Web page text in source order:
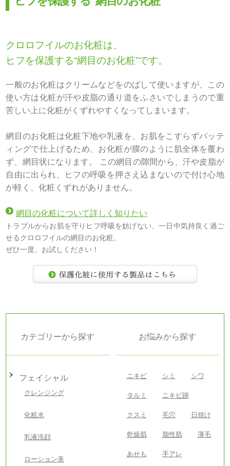
クロロフイルのお化粧は、
ヒフを保護する“網目のお化粧”です。
一般のお化粧はクリームなどをのばして使いますが、この
使い方は化粧が汗や皮脂の通り道をふさいでしまうので重
苦しい上に化粧がくずれやすくなってしまいます。
網目のお化粧は化粧下地や乳液を、お肌をこすらずパッテ
ィングで仕上げるため、お化粧が膜のように肌全体を覆わ
ず、網目状になります。 この網目の隙間から、汗や皮脂が
自由に出られ、ヒフの呼吸を押さえ込まないので付け心地
が軽く、化粧くずれがありません。
網目の化粧について詳しく知りたい
トラブルからお肌を守りヒフ呼吸を妨げない、一日中気持良く過ご
せるクロロフイルの網目のお化粧。
ぜひ一度、お試しください！
カテゴリーから探す
フェイシャル
クレンジング
化粧水
乳液洗顔
ローション美
お悩みから探す
ニキビ シミ
シワ
タルミ
ニキビ跡
クスミ
毛穴
日焼け
乾燥肌
脂性肌
薄毛
あせも
手アレ